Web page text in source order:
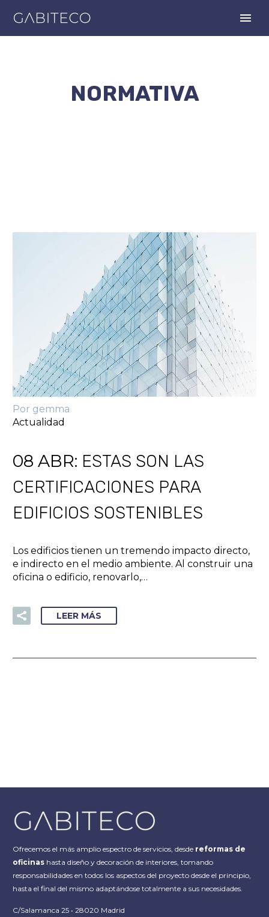
NORMATIVA
Por gemma
Actualidad
08 ABR: ESTAS SON LAS
CERTIFICACIONES PARA
EDIFICIOS SOSTENIBLES
Los edificios tienen un tremendo impacto directo,
e indirecto en el medio ambiente. Al construir una
oficina o edificio, renovarlo,…
LEER MÁS
Ofrecemos el más amplio espectro de servicios, desde reformas de
oficinas hasta diseño y decoración de interiores, tomando
responsabilidades en todos los aspectos del proyecto desde el principio,
hasta el final del mismo adaptándose totalmente a sus necesidades.
C/Salamanca 25 • 28020 Madrid